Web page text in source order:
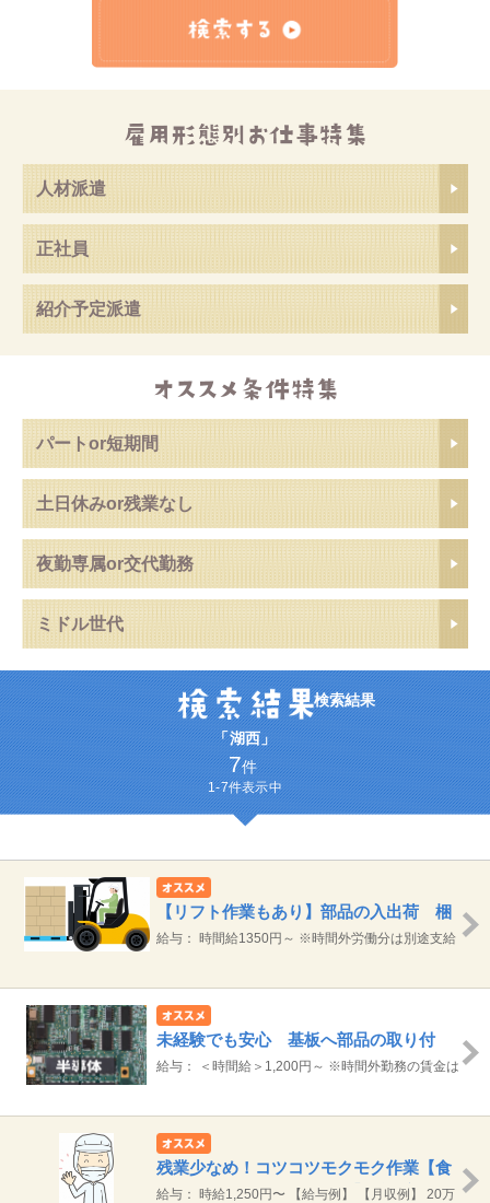
人材派遣
正社員
紹介予定派遣
パートor短期間
土日休みor残業なし
夜勤専属or交代勤務
ミドル世代
検索結果
「湖西」
7件
1-7件表示中
【リフト作業もあり】部品の入出荷 梱
包業務
給与： 時間給1350円～ ※時間外労働分は別途支給
未経験でも安心 基板へ部品の取り付
け、検査などのお仕事
給与： ＜時間給＞1,200円～ ※時間外勤務の賃金は
残業少なめ！コツコツモクモク作業【食
品原料の製造オペレーター】浜松市
給与： 時給1,250円〜 【給与例】 【月収例】 20万